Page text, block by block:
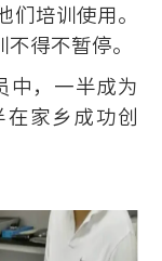
培训使用。
得不暂停。
中，一半成为
家乡成功创